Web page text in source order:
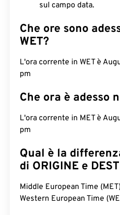
sul campo data.
Che ore sono
WET?
L'ora corrente in WET è
pm
Che ora è adesso
L'ora corrente in MET è
pm
Qual è la
di ORIGINE e
Middle European Time
Western European Time